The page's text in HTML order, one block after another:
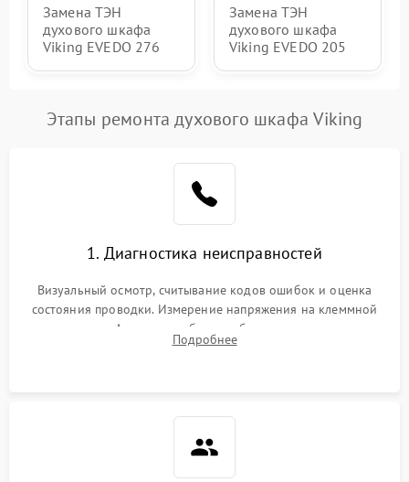
Замена ТЭН
духового шкафа
Viking EVEDO 276
Замена ТЭН
духового шкафа
Viking EVEDO 205
Этапы ремонта духового шкафа Viking
1. Диагностика неисправностей
Визуальный осмотр, считывание кодов ошибок и оценка
состояния проводки. Измерение напряжения на клеммной
колодке. Анализ жалоб на проблемы с нагревом,
конвекцией, панелью управления или блокировкой дверцы.
Подробнее